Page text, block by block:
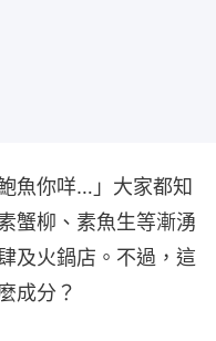
魚你咩…」大家都知
蟹柳、素魚生等漸湧
及火鍋店。不過，這
成分？